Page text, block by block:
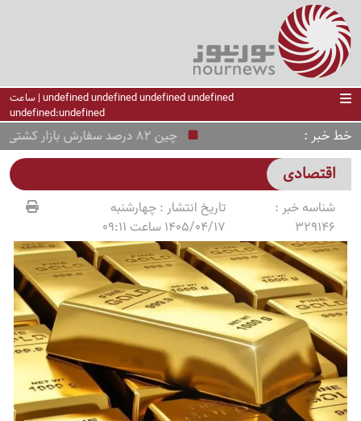
undefined undefined undefined undefined | ساعت
undefined:undefined
خط خبر چین 82 درصد سفارش بازار کشتی‌سازی جهان را گرفت
اقتصادی
شناسه خبر :
329146
تاریخ انتشار :چهارشنبه
1405/04/17 ساعت 09:11